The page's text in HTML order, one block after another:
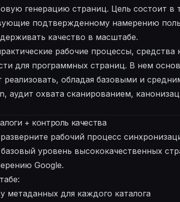
генерацию страниц. Цель состоит в
подтвержденному намерению
качество в масштабе.
рабочие процессы, средства
для программных страниц. В нем
обладая базовыми и
аудит охвата сканированием,
+ контроль качества
рабочий процесс
уровень высококачественных
Google.
метаданных для каждого каталога